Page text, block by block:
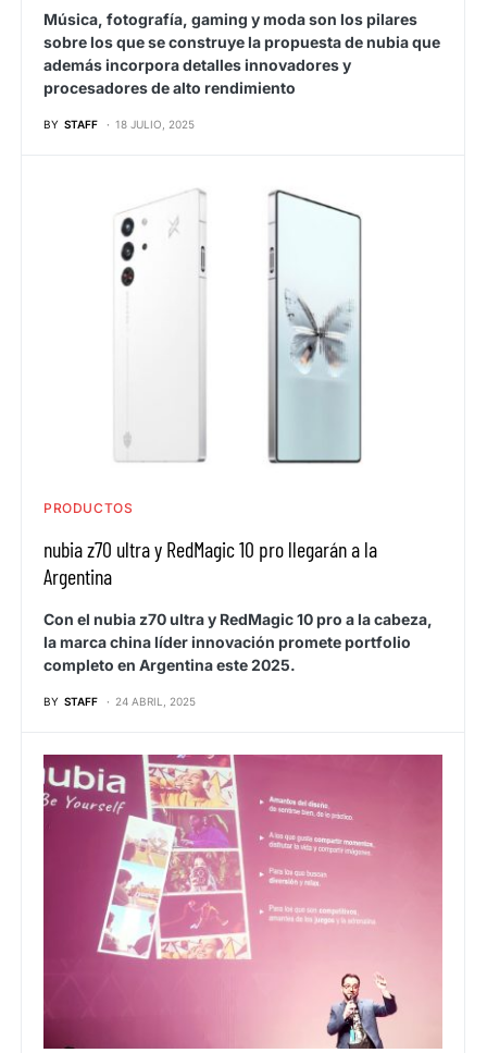
Música, fotografía, gaming y moda son los pilares
sobre los que se construye la propuesta de nubia que
además incorpora detalles innovadores y
procesadores de alto rendimiento
BY STAFF 18 JULIO, 2025
PRODUCTOS
nubia z70 ultra y RedMagic 10 pro llegarán a la
Argentina
Con el nubia z70 ultra y RedMagic 10 pro a la cabeza,
la marca china líder innovación promete portfolio
completo en Argentina este 2025.
BY STAFF 24 ABRIL, 2025